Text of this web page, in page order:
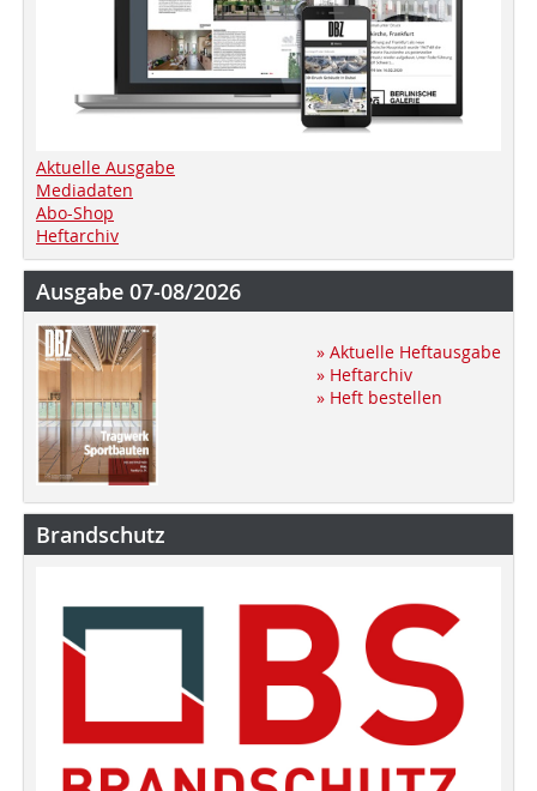
Aktuelle Ausgabe
Mediadaten
Abo-Shop
Heftarchiv
Ausgabe 07-08/2026
» Aktuelle Heftausgabe
» Heftarchiv
» Heft bestellen
Brandschutz